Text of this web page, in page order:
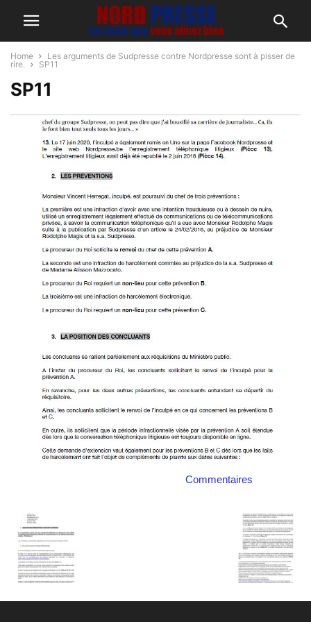
Home
Les arguments de Sudpresse contre Nordpresse sont à pisser de
rire.
SP11
SP11
Commentaires